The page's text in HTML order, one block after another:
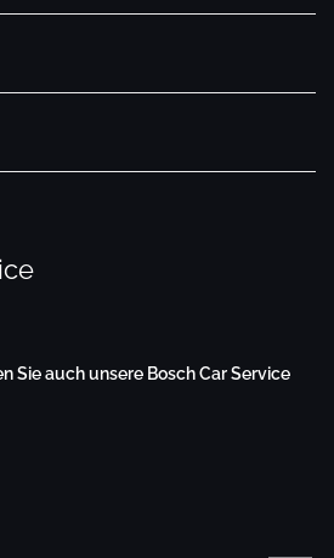
Sie auch unsere Bosch Car Service